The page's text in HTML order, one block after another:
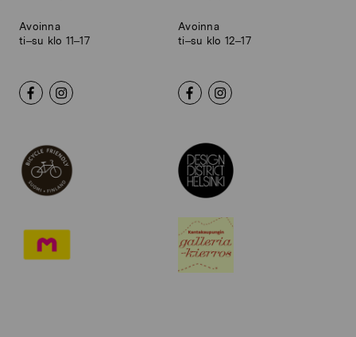
Avoinna
ti–su klo 11–17
Avoinna
ti–su klo 12–17